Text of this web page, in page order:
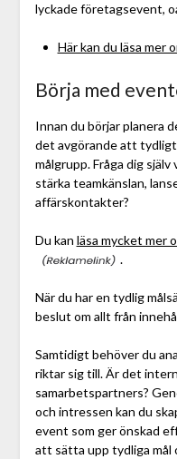
lyckade företagsevent,
Här kan du läsa mer
Börja med
Innan du börjar planera
det avgörande att
målgrupp. Fråga dig
stärka teamkänslan,
affärskontakter?
Du kan läsa mycket mer
.
När du har en tydlig
beslut om allt från
Samtidigt behöver du
riktar sig till. Är det
samarbetspartners?
och intressen kan du
event som ger önskad
att sätta upp tydliga mål